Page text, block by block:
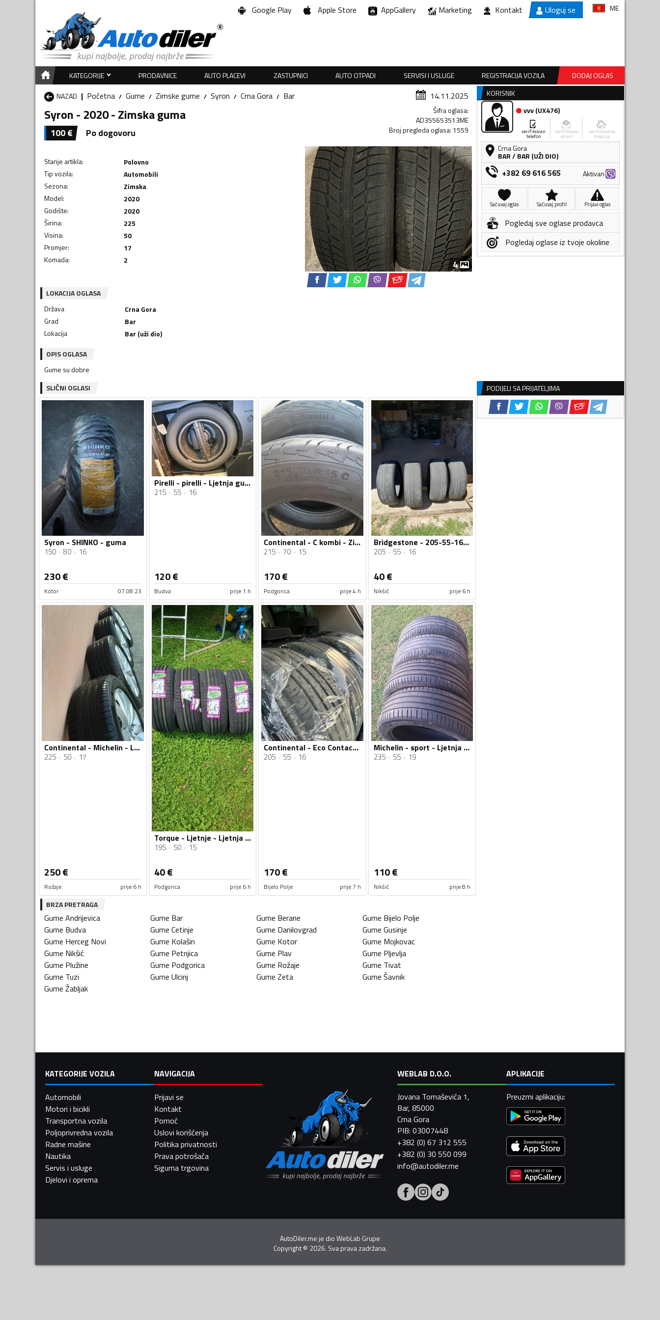
Google Play Apple Store AppGallery Marketing Kontakt Uloguj se ME
KATEGORIJE PRODAVNICE AUTO PLACEVI ZASTUPNICI AUTO OTPADI SERVISI I USLUGE REGISTRACIJA VOZILA
DODAJ OGLAS
NAZAD
Početna Gume Zimske gume Syron Crna Gora Bar 14.11.2025
Syron - 2020 - Zimska guma
100€ Po dogovoru
Šifra oglasa:
AD355653513ME
Broj pregleda oglasa: 1559
Stanje artikla:
Polovno
Tip vozila:
Automobili
Sezona:
Zimska
Model:
2020
Godište:
2020
Širina:
225
Visina:
50
Promjer:
17
Komada: 2 4
LOKACIJA OGLASA
Država
Crna Gora
Grad
Bar
Lokacija
Bar (uži dio)
OPIS OGLASA
Gume su dobre
SLIČNI OGLASI
Syron - SHINKO - guma
150 80 16
230€
Kotor 07.08.23
Pirelli - pirelli - Ljetnja guma
215 55 16
120€
Budva prije 1 h
Continental - C kombi - Zimska guma
215 70 15
170€
Podgorica prije 4 h
Bridgestone - 205-55-16 - Ljetnja guma
205 55 16
40€
Nikšić prije 6 h
Continental - Michelin - Ljetnja guma
225 50 17
250€
Rožaje prije 6 h
Torque - Ljetnje - Ljetnja guma
195 50 15
40€
Podgorica prije 6 h
Continental - Eco Contact 6 - Ljetnja guma
205 55 16
170€
Bijelo Polje prije 7 h
Michelin - sport - Ljetnja guma
235 55 19
110€
Nikšić prije 8 h
BRZA PRETRAGA
Gume Andrijevica Gume Bar Gume Berane Gume Bijelo Polje
Gume Budva Gume Cetinje Gume Danilovgrad Gume Gusinje
Gume Herceg Novi Gume Kolašin Gume Kotor Gume Mojkovac
Gume Nikšić Gume Petnjica Gume Plav Gume Pljevlja
Gume Plužine Gume Podgorica Gume Rožaje Gume Tivat
Gume Tuzi Gume Ulcinj Gume Zeta Gume Šavnik
Gume Žabljak
KORISNIK
vvv(UX476)
verifikovan
telefon
verifikovan
email
verifikovana
lokacija
Crna Gora
BAR/ BAR (UŽI DIO)
+382 69 616 565 Aktivan
Sačuvaj oglas Sačuvaj profil Prijavi oglas
Pogledaj sve oglase prodavca
Pogledaj oglase iz tvoje okoline
PODIJELI SA PRIJATELJIMA
KATEGORIJE VOZILA
Automobili
Motori i bicikli
Transportna vozila
Poljoprivredna vozila
Radne mašine
Nautika
Servis i usluge
Djelovi i oprema
NAVIGACIJA
Prijavi se
Kontakt
Pomoć
Uslovi korišćenja
Politika privatnosti
Prava potrošača
Sigurna trgovina
WEBLAB D.O.O.
Jovana Tomaševića 1,
Bar, 85000
Crna Gora
PIB: 03007448
+382 (0) 67 312 555
+382 (0) 30 550 099
info@autodiler.me
APLIKACIJE
Preuzmi aplikaciju:
AutoDiler.me je dioWebLab Grupe
Copyright© 2026. Sva prava zadržana.